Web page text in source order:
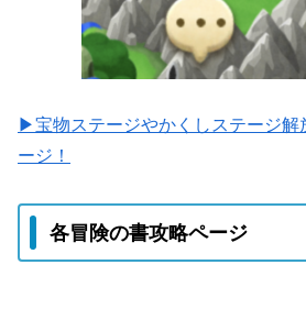
▶宝物ステージやかくしステージ解
ージ！
各冒険の書攻略ページ